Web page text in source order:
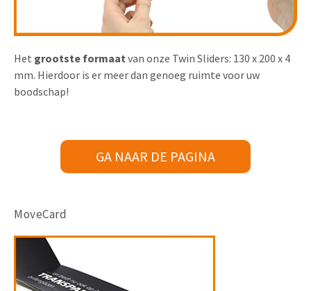
Het grootste formaat van onze Twin Sliders: 130 x 200 x 4
mm. Hierdoor is er meer dan genoeg ruimte voor uw
boodschap!
GA NAAR DE PAGINA
MoveCard